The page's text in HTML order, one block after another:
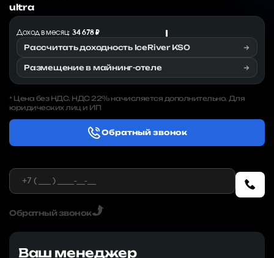
ultra
Доход в месяц: 34 678 ₽
Рассчитать доходность IceRiver KS0
Размещение в майнинг-отеле
* Цена без НДС. НДС 22% начисляется дополнительно. Для
юридических лиц и ИП
Обратный звонок
Обратный звонок
Ваш менеджер